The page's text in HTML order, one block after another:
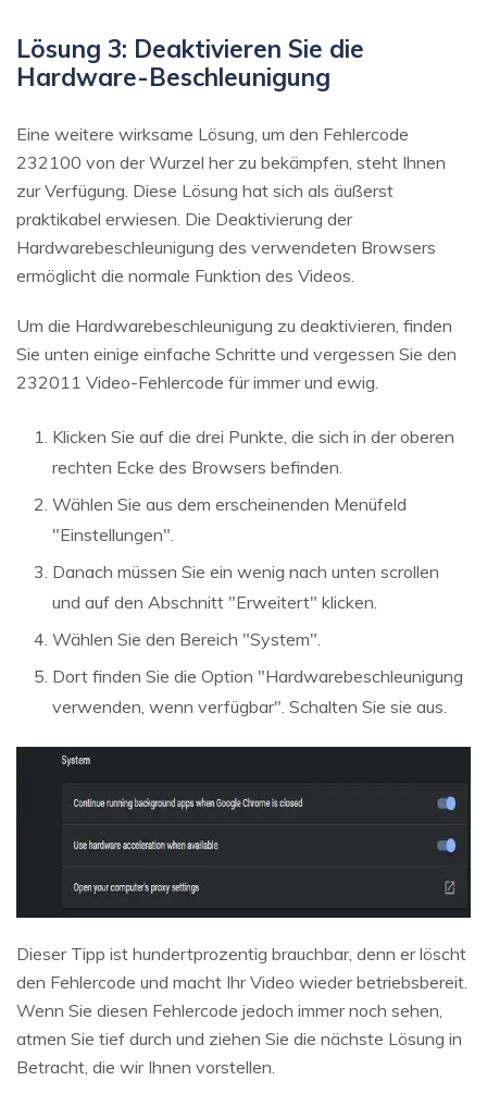
Lösung 3: Deaktivieren Sie die
Hardware-Beschleunigung
Eine weitere wirksame Lösung, um den Fehlercode
232100 von der Wurzel her zu bekämpfen, steht Ihnen
zur Verfügung. Diese Lösung hat sich als äußerst
praktikabel erwiesen. Die Deaktivierung der
Hardwarebeschleunigung des verwendeten Browsers
ermöglicht die normale Funktion des Videos.
Um die Hardwarebeschleunigung zu deaktivieren, finden
Sie unten einige einfache Schritte und vergessen Sie den
232011 Video-Fehlercode für immer und ewig.
Klicken Sie auf die drei Punkte, die sich in der oberen
rechten Ecke des Browsers befinden.
Wählen Sie aus dem erscheinenden Menüfeld
"Einstellungen".
Danach müssen Sie ein wenig nach unten scrollen
und auf den Abschnitt "Erweitert" klicken.
Wählen Sie den Bereich "System".
Dort finden Sie die Option "Hardwarebeschleunigung
verwenden, wenn verfügbar". Schalten Sie sie aus.
Dieser Tipp ist hundertprozentig brauchbar, denn er löscht
den Fehlercode und macht Ihr Video wieder betriebsbereit.
Wenn Sie diesen Fehlercode jedoch immer noch sehen,
atmen Sie tief durch und ziehen Sie die nächste Lösung in
Betracht, die wir Ihnen vorstellen.